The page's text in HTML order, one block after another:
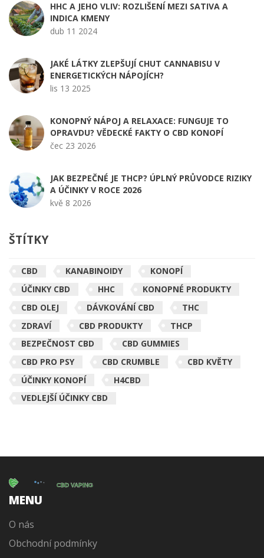
HHC A JEHO VLIV: ROZLIŠENÍ MEZI SATIVA A
INDICA KMENY
dub 11 2024
JAKÉ LÁTKY ZLEPŠUJÍ CHUT CANNABISU V
ENERGETICKÝCH NÁPOJÍCH?
lis 13 2025
KONOPNÝ NÁPOJ A RELAXACE: FUNGUJE TO
OPRAVDU? VĚDECKÉ FAKTY O CBD KONOPÍ
čec 23 2026
JAK BEZPEČNÉ JE THCP? ÚPLNÝ PRŮVODCE RIZIKY
A ÚČINKY V ROCE 2026
kvě 8 2026
ŠTÍTKY
CBD KANABINOIDY
KONOPÍ
ÚČINKY CBD
HHC
KONOPNÉ PRODUKTY
CBD OLEJ
DÁVKOVÁNÍ CBD
THC
ZDRAVÍ
CBD PRODUKTY
THCP
BEZPEČNOST CBD
CBD GUMMIES
CBD PRO PSY
CBD CRUMBLE
CBD KVĚTY
ÚČINKY KONOPÍ
H4CBD
VEDLEJŠÍ ÚČINKY CBD
MENU
O nás
Obchodní podmínky